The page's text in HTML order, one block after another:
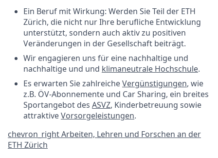
Ein Beruf mit Wirkung: Werden Sie Teil der ETH
Zürich, die nicht nur Ihre berufliche Entwicklung
unterstützt, sondern auch aktiv zu positiven
Veränderungen in der Gesellschaft beiträgt.
Wir engagieren uns für eine nachhaltige und
nachhaltige und und klimaneutrale Hochschule.
Es erwarten Sie zahlreicheVergünstigungen, wie
z.B. ÖV-Abonnemente und Car Sharing, ein breites
Sportangebot des ASVZ, Kinderbetreuung sowie
attraktiveVorsorgeleistungen.
chevron_rightArbeiten, Lehren und Forschen an der
ETH Zürich